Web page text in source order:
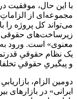
با این حال، موفقیت
مجموعه‌ای از
می‌تواند کل پروژه را
زیرساخت‌های حقوقی
معنوی» است. ورود
یک نظام حقوقیِ
و پیگیریِ حقوقیِ
دومین الزام،
ایرانی» در